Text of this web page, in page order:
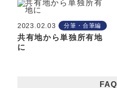
2023.02.03 分筆・合筆編
共有地から単独所有地
に
FAQ